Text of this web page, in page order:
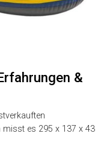
&
misst es 295 x 137 x 43